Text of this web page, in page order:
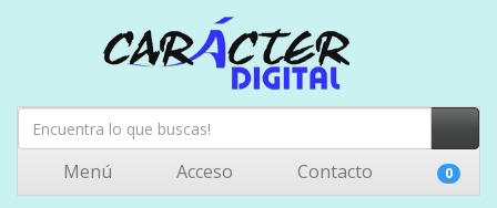
Menú Acceso Contacto 0